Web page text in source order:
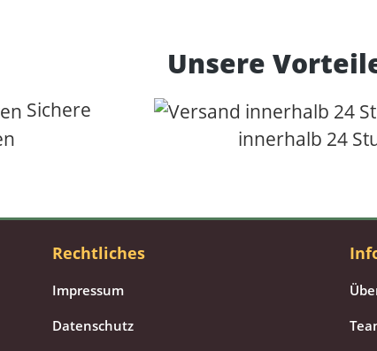
Unsere
Sichere
innerhalb 24
Rechtliches
Impressum
Datenschutz